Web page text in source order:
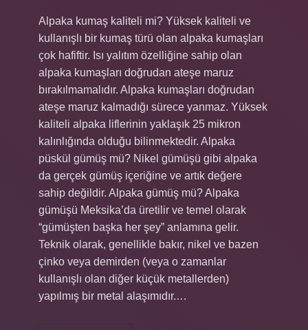
Alpaka kumaş kaliteli mi? Yüksek kaliteli ve
kullanışlı bir kumaş türü olan alpaka kumaşları
çok hafiftir. Isı yalıtım özelliğine sahip olan
alpaka kumaşları doğrudan ateşe maruz
bırakılmamalıdır. Alpaka kumaşları doğrudan
ateşe maruz kalmadığı sürece yanmaz. Yüksek
kaliteli alpaka liflerinin yaklaşık 25 mikron
kalınlığında olduğu bilinmektedir. Alpaka
püskül gümüş mü? Nikel gümüşü gibi alpaka
da gerçek gümüş içeriğine ve artık değere
sahip değildir. Alpaka gümüş mü? Alpaka
gümüşü Meksika’da üretilir ve temel olarak
“gümüşten başka her şey” anlamına gelir.
Teknik olarak, genellikle bakır, nikel ve bazen
çinko veya demirden (veya o zamanlar
kullanışlı olan diğer küçük metallerden)
yapılmış bir metal alaşımıdır.…